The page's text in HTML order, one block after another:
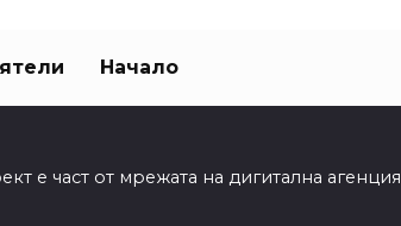
Начало
е част от мрежата на дигитална агенция